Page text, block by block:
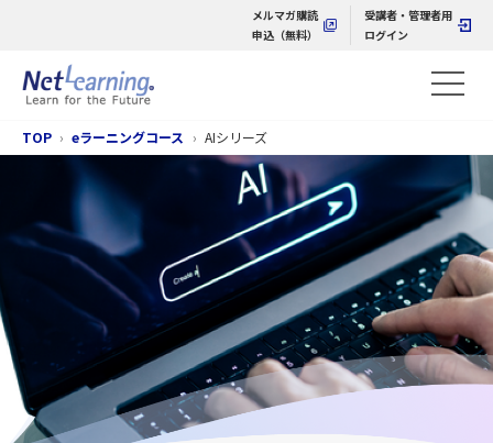
メルマガ購読
申込（無料）
受講者・管理者用
ログイン
TOP eラーニングコース AIシリーズ